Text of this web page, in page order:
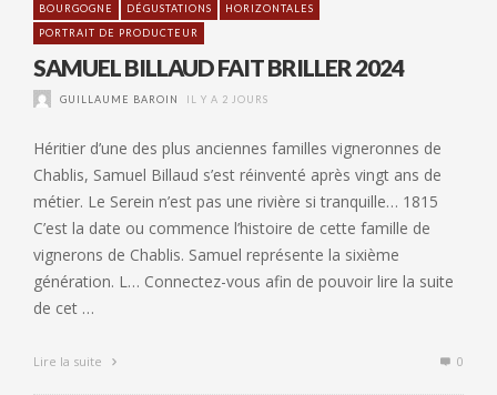
BOURGOGNE DÉGUSTATIONS
HORIZONTALES
PORTRAIT DE PRODUCTEUR
SAMUEL BILLAUD FAIT BRILLER 2024
GUILLAUME BAROIN IL Y A 2 JOURS
Héritier d’une des plus anciennes familles vigneronnes de
Chablis, Samuel Billaud s’est réinventé après vingt ans de
métier. Le Serein n’est pas une rivière si tranquille… 1815
C’est la date ou commence l’histoire de cette famille de
vignerons de Chablis. Samuel représente la sixième
génération. L… Connectez-vous afin de pouvoir lire la suite
de cet …
Lire la suite 0